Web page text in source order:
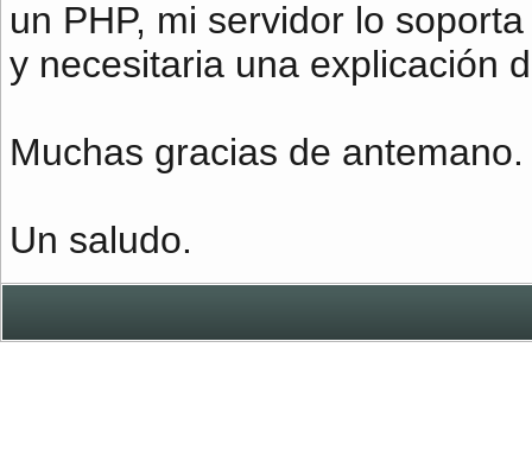
un PHP, mi servidor lo
y necesitaria una explicación
Muchas gracias de antemano.
Un saludo.